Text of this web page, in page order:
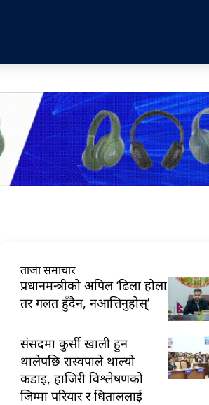
ताजा समाचार
प्रधानमन्त्रीको अपिल ‘ढिला होला
तर गलत हुँदैन, नआत्तिनुहोस्’
संसदमा कुर्सी खाली हुन
थालेपछि रास्वपाले थाल्यो
कडाइ, हाजिरी विश्लेषणको
जिम्मा परियार र धिताललाई